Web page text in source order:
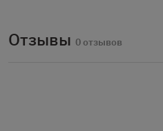
Отзывы 0 отзывов